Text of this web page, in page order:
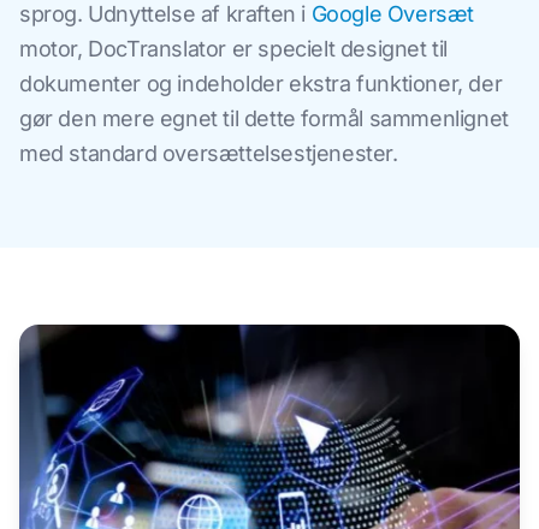
sprog. Udnyttelse af kraften i Google Oversæt
motor, DocTranslator er specielt designet til
dokumenter og indeholder ekstra funktioner, der
gør den mere egnet til dette formål sammenlignet
med standard oversættelsestjenester.